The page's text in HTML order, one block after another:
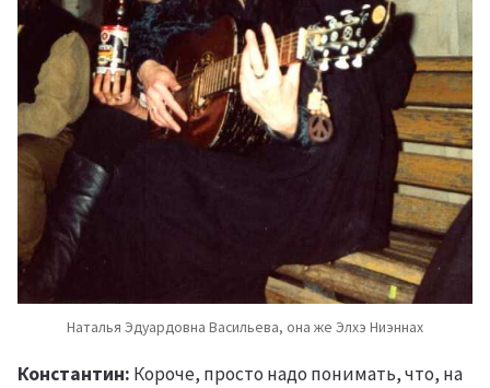
Наталья Эдуардовна Васильева, она же Элхэ Ниэннах
Константин: Короче, просто надо понимать, что, на